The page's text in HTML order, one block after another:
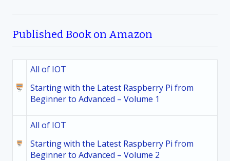
Published Book on Amazon
All of IOT
Starting with the Latest Raspberry Pi from
Beginner to Advanced – Volume 1
All of IOT
Starting with the Latest Raspberry Pi from
Beginner to Advanced – Volume 2